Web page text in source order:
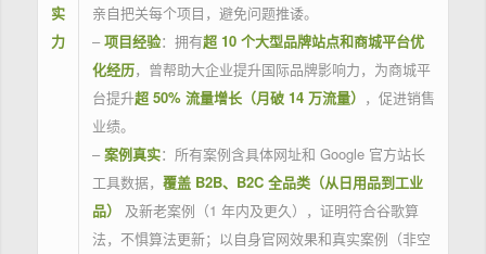
实
力
亲自把关每个项目，避免问题推诿。
– 项目经验：拥有超 10 个大型品牌站点和商城平台优
化经历，曾帮助大企业提升国际品牌影响力，为商城平
台提升超 50% 流量增长（月破 14 万流量） ，促进销售
业绩。
– 案例真实：所有案例含具体网址和 Google 官方站长
工具数据， 覆盖 B2B、B2C 全品类（从日用品到工业
品）
及新老案例（1 年内及更久），证明符合谷歌算
法，不惧算法更新；以自身官网效果和真实案例（非空